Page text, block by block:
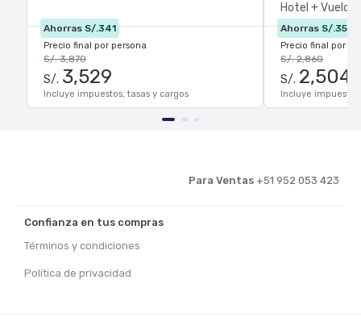
Ahorras S/.341
Precio final por persona
S/. 3,529
S/. 3,870
Incluye impuestos, tasas y cargos
Hotel + Vuelo
Ahorras S/.356
Precio final por
S/. 2,504
S/. 2,860
Incluye
Para Ventas +51 952 053 423
Confianza en tus compras
Términos y condiciones
Política de privacidad